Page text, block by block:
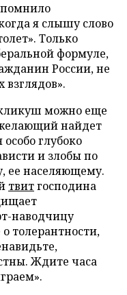
я слышу слово
Только
формуле,
России, не
можно еще
найдет
глубоко
и злобы по
ее населяющему.
твитгосподина
наводчицу
толерантности,
Ждите часа